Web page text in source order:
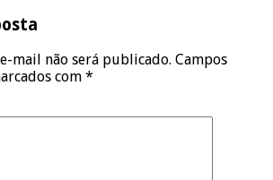
mail não será publicado. Campos
com *